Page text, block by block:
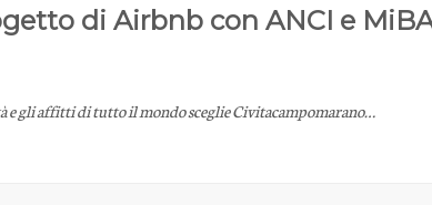
di Airbnb con ANCI e
e gli affitti di tutto il mondo sceglie Civitacampomarano…